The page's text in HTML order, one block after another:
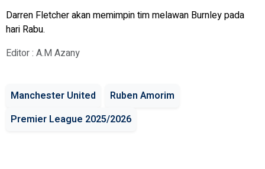
Darren Fletcher akan memimpin tim melawan Burnley pada
hari Rabu.
Editor : A.M Azany
Manchester United
Ruben Amorim
Premier League 2025/2026